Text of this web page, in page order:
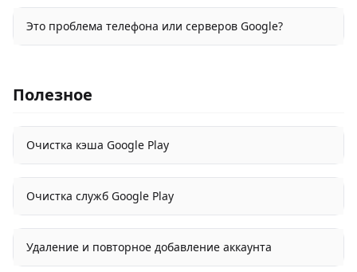
Это проблема телефона или серверов Google?
Полезное
Очистка кэша Google Play
Очистка служб Google Play
Удаление и повторное добавление аккаунта